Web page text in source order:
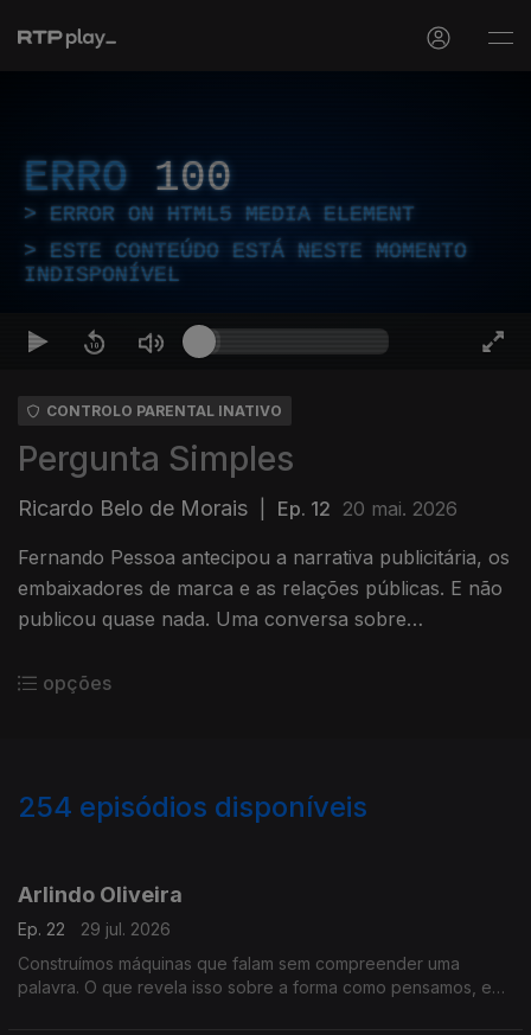
ERRO 100
ERROR ON HTML5 MEDIA ELEMENT
ESTE CONTEÚDO ESTÁ NESTE MOMENTO
INDISPONÍVEL
CONTROLO PARENTAL INATIVO
Pergunta Simples
Ricardo Belo de Morais Ep. 12 20 mai. 2026
Fernando Pessoa antecipou a narrativa publicitária, os
embaixadores de marca e as relações públicas. E não
publicou quase nada. Uma conversa sobre
opções
254 episódios disponíveis
Arlindo Oliveira
Ep. 22
29 jul. 2026
Construímos máquinas que falam sem compreender uma
palavra. O que revela isso sobre a forma como pensamos, e